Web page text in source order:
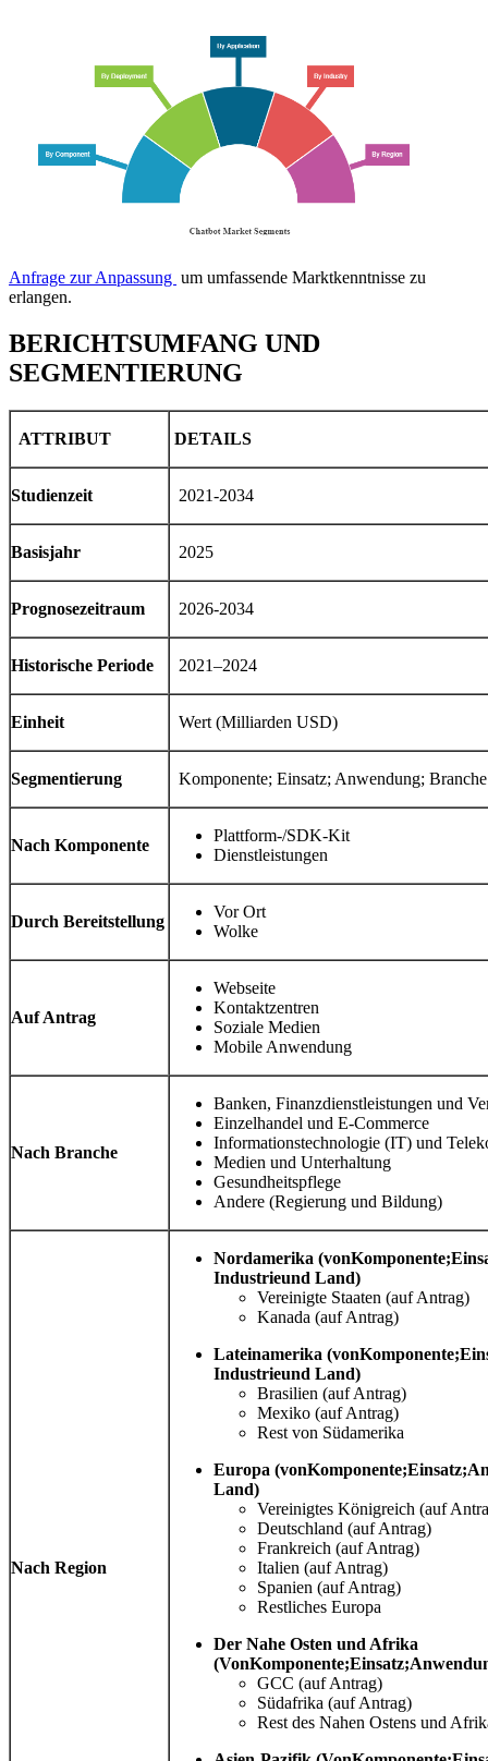
Anfrage zur Anpassung um umfassende Marktkenntnisse zu
erlangen.
BERICHTSUMFANG UND
SEGMENTIERUNG
ATTRIBUT DETAILS
Studienzeit 2021-2034
Basisjahr 2025
Prognosezeitraum 2026-2034
Historische Periode 2021–2024
Einheit Wert (Milliarden USD)
Segmentierung Komponente; Einsatz; Anwendung;
Nach Komponente
Plattform-/SDK-Kit
Dienstleistungen
Durch Bereitstellung
Vor Ort
Wolke
Auf Antrag
Webseite
Kontaktzentren
Soziale Medien
Mobile Anwendung
Nach Branche
Banken, Finanzdienstleistungen und
Einzelhandel und E-Commerce
Informationstechnologie (IT) und
Medien und Unterhaltung
Gesundheitspflege
Andere (Regierung und Bildung)
Nach Region
Nordamerika (vonKomponente;
Industrieund Land)
Vereinigte Staaten (auf Antrag)
Kanada (auf Antrag)
Lateinamerika (vonKomponente;
Industrieund Land)
Brasilien (auf Antrag)
Mexiko (auf Antrag)
Rest von Südamerika
Europa (vonKomponente;Einsatz;
Land)
Vereinigtes Königreich (auf
Deutschland (auf Antrag)
Frankreich (auf Antrag)
Italien (auf Antrag)
Spanien (auf Antrag)
Restliches Europa
Der Nahe Osten und Afrika
(VonKomponente;Einsatz;
GCC (auf Antrag)
Südafrika (auf Antrag)
Rest des Nahen Ostens und